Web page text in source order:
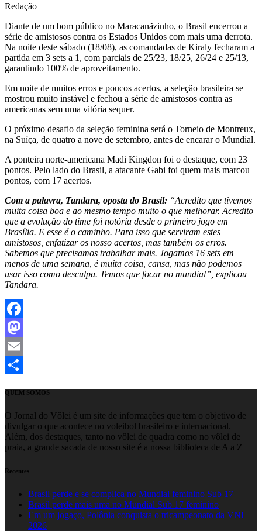
Redação
Diante de um bom público no Maracanãzinho, o Brasil encerrou a
série de amistosos contra os Estados Unidos com mais uma derrota.
Na noite deste sábado (18/08), as comandadas de Kiraly fecharam a
partida em 3 sets a 1, com parciais de 25/23, 18/25, 26/24 e 25/13,
garantindo 100% de aproveitamento.
Em noite de muitos erros e poucos acertos, a seleção brasileira se
mostrou muito instável e fechou a série de amistosos contra as
americanas sem uma vitória sequer.
O próximo desafio da seleção feminina será o Torneio de Montreux,
na Suíça, de quatro a nove de setembro, antes de encarar o Mundial.
A ponteira norte-americana Madi Kingdon foi o destaque, com 23
pontos. Pelo lado do Brasil, a atacante Gabi foi quem mais marcou
pontos, com 17 acertos.
Com a palavra, Tandara, oposta do Brasil: “Acredito que tivemos
muita coisa boa e ao mesmo tempo muito o que melhorar. Acredito
que a evolução do time foi notória desde o primeiro jogo em
Brasília. E esse é o caminho. Para isso que serviram estes
amistosos, enfatizar os nosso acertos, mas também os erros.
Sabemos que precisamos trabalhar mais. Jogamos 16 sets em
menos de uma semana, é muita coisa, cansa, mas não podemos
usar isso como desculpa. Temos que focar no mundial”, explicou
Tandara.
Facebook
Mastodon
Email
QUEM SOMOS
O Jornal do Vôlei é um site de informações que tem o objetivo de
divulgar o que acontece no voleibol brasileiro e internacional.
Além, dos destaques, tanto no vôlei de quadra como no vôlei de
praia, a grande sacada de nosso site é a nossa biblioteca de A a Z
Recentes
Brasil perde e se complica no Mundial feminino Sub 17
Brasil perde mais uma no Mundial Sub 17 feminino
Em um jogaço, Polônia conquista o tricampeonato da VNL
2026